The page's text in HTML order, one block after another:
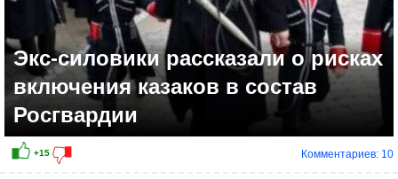
Экс-силовики рассказали о рисках
включения казаков в состав
Росгвардии
Комментариев: 10